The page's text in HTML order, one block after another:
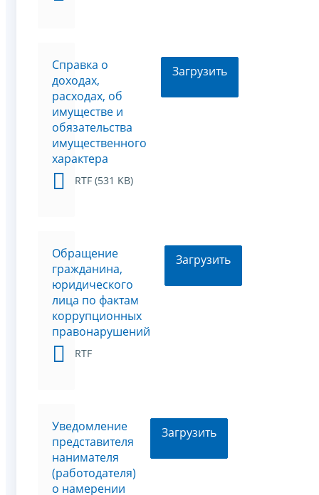
Справка о
доходах,
расходах, об
имуществе и
обязательства
имущественного
характера
RTF (531 KB)
Загрузить
Обращение
гражданина,
юридического
лица по фактам
коррупционных
правонарушений
RTF
Загрузить
Уведомление
представителя
нанимателя
(работодателя)
о намерении
Загрузить